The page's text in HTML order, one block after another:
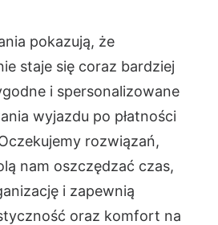
pokazują, że
staje się coraz bardziej
i spersonalizowane
wyjazdu po płatności
rozwiązań,
nam oszczędzać czas,
i zapewnią
oraz komfort na